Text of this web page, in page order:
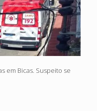
em Bicas. Suspeito se